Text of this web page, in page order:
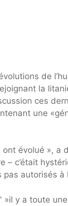
de
la
ces
une
évolué », a
c’était
pas autorisés à
»il y a toute